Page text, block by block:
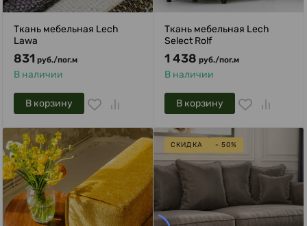
Ткань мебельная Lech
Lawa
831 руб./пог.м
В наличии
В корзину
Ткань мебельная Lech
Select Rolf
1 438 руб./пог.м
В наличии
В корзину
СКИДКА - 50%